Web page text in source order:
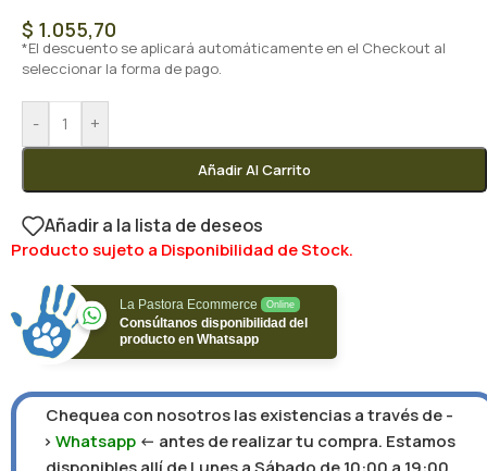
$ 1.055,70
*El descuento se aplicará automáticamente en el Checkout al
seleccionar la forma de pago.
- +
Añadir Al Carrito
Añadir a la lista de deseos
Producto sujeto a Disponibilidad de Stock.
La Pastora Ecommerce Online
Consúltanos disponibilidad del
producto en Whatsapp
Chequea con nosotros las existencias a través de -
>Whatsapp <- antes de realizar tu compra. Estamos